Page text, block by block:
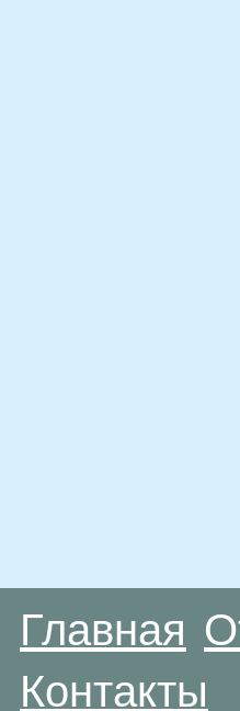
Главная
Контакты